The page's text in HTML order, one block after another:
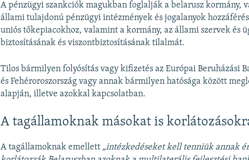
A pénzügyi szankciók magukban foglalják a belarusz kormány,
állami tulajdonú pénzügyi intézmények és jogalanyok
uniós tőkepiacokhoz, valamint a kormány, az állami szervek és
biztosításának és viszontbiztosításának tilalmát.
Tilos bármilyen folyósítás vagy kifizetés az Európai Beruházási
és Fehéroroszország vagy annak bármilyen hatósága között
alapján, illetve azokkal kapcsolatban.
A tagállamoknak másokat is
A tagállamoknak emellett „intézkedéseket kell tenniük annak